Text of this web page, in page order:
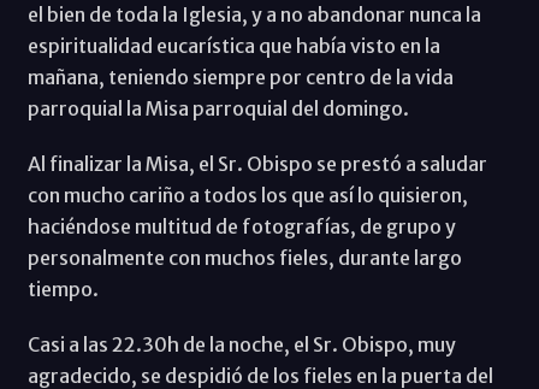
el bien de toda la Iglesia, y a no abandonar nunca la
espiritualidad eucarística que había visto en la
mañana, teniendo siempre por centro de la vida
parroquial la Misa parroquial del domingo.
Al finalizar la Misa, el Sr. Obispo se prestó a saludar
con mucho cariño a todos los que así lo quisieron,
haciéndose multitud de fotografías, de grupo y
personalmente con muchos fieles, durante largo
tiempo.
Casi a las 22.30h de la noche, el Sr. Obispo, muy
agradecido, se despidió de los fieles en la puerta del